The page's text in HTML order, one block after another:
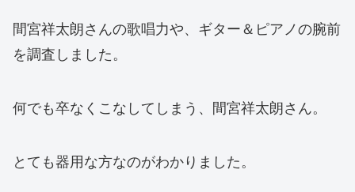
間宮祥太朗さんの歌唱力や、ギター＆ピアノの腕前
を調査しました。
何でも卒なくこなしてしまう、間宮祥太朗さん。
とても器用な方なのがわかりました。